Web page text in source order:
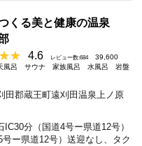
くる美と健康の温泉
4.6 レビュー数:684
39,600
風呂 サウナ 家族風呂 水風呂
岩盤
田郡蔵王町遠刈田温泉上ノ原
IC30分（国道4号ー県道12号）
ー県道12号）送迎なし、タク